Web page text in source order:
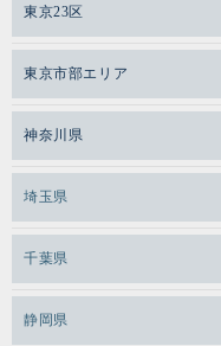
東京23区
メガロスルフレ恵比寿
メガロス日比谷シャンテ
メガロス白金台
メガロス田端
東京市部エリア
メガロス三鷹
メガロスルフレ三鷹
メガロス武蔵小金井
メガロスルフレ武蔵小金井
神奈川県
メガロス上永谷
メガロスルフレ上永谷
メガロス神奈川
埼玉県
メガロスルフレ草加
千葉県
静岡県